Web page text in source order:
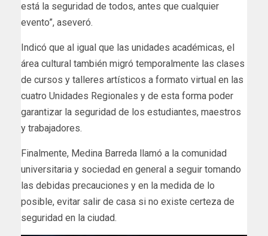
está la seguridad de todos, antes que cualquier
evento”, aseveró.
Indicó que al igual que las unidades académicas, el
área cultural también migró temporalmente las clases
de cursos y talleres artísticos a formato virtual en las
cuatro Unidades Regionales y de esta forma poder
garantizar la seguridad de los estudiantes, maestros
y trabajadores.
Finalmente, Medina Barreda llamó a la comunidad
universitaria y sociedad en general a seguir tomando
las debidas precauciones y en la medida de lo
posible, evitar salir de casa si no existe certeza de
seguridad en la ciudad.